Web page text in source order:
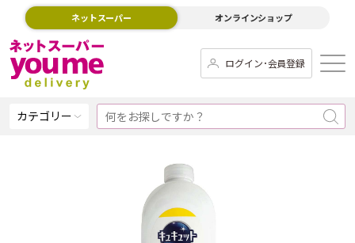
ネットスーパー オンラインショップ
ログイン･会員登録
カテゴリー